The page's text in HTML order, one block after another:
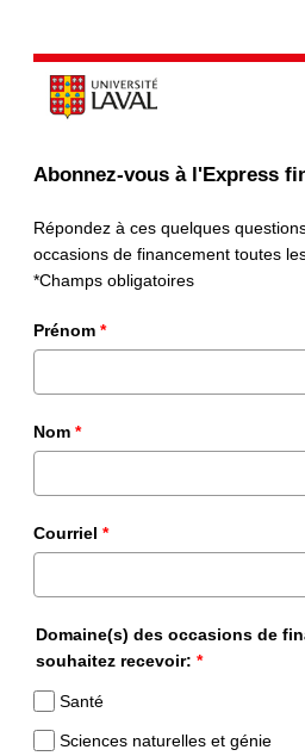
Abonnez-vous à l'Express
Répondez à ces quelques
occasions de financement toutes
*Champs obligatoires
Prénom *
Nom *
Courriel *
Domaine(s) des occasions de
souhaitez recevoir: *
Santé
Sciences naturelles et génie